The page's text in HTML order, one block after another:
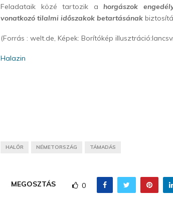
Feladataik közé tartozik ahorgászok
vonatkozó tilalmi időszakok betartásának
(Forrás : welt.de, Képek: Borítókép
Halazin
HALŐR NÉMETORSZÁG TÁMADÁS
MEGOSZTÁS 0